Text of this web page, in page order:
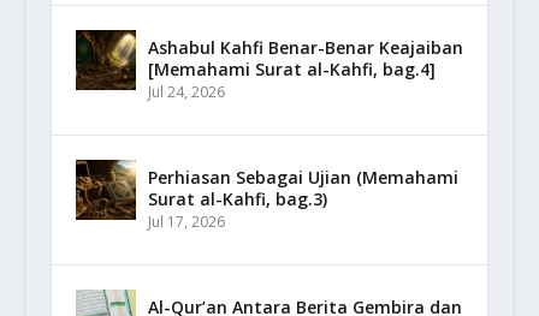
Ashabul Kahfi Benar-Benar Keajaiban
[Memahami Surat al-Kahfi, bag.4]
Jul 24, 2026
Perhiasan Sebagai Ujian (Memahami
Surat al-Kahfi, bag.3)
Jul 17, 2026
Al-Qur’an Antara Berita Gembira dan